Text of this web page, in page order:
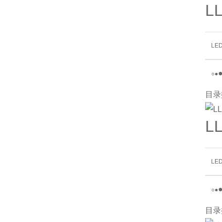
○●
目
○●
目